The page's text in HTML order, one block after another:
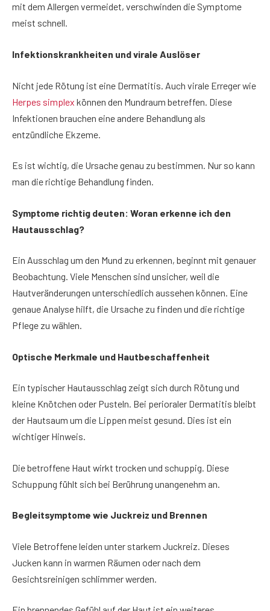
mit dem Allergen vermeidet, verschwinden die Symptome
meist schnell.
Infektionskrankheiten und virale Auslöser
Nicht jede Rötung ist eine Dermatitis. Auch virale Erreger wie
Herpes simplex können den Mundraum betreffen. Diese
Infektionen brauchen eine andere Behandlung als
entzündliche Ekzeme.
Es ist wichtig, die Ursache genau zu bestimmen. Nur so kann
man die richtige Behandlung finden.
Symptome richtig deuten: Woran erkenne ich den
Hautausschlag?
Ein Ausschlag um den Mund zu erkennen, beginnt mit genauer
Beobachtung. Viele Menschen sind unsicher, weil die
Hautveränderungen unterschiedlich aussehen können. Eine
genaue Analyse hilft, die Ursache zu finden und die richtige
Pflege zu wählen.
Optische Merkmale und Hautbeschaffenheit
Ein typischer Hautausschlag zeigt sich durch Rötung und
kleine Knötchen oder Pusteln. Bei perioraler Dermatitis bleibt
der Hautsaum um die Lippen meist gesund. Dies ist ein
wichtiger Hinweis.
Die betroffene Haut wirkt trocken und schuppig. Diese
Schuppung fühlt sich bei Berührung unangenehm an.
Begleitsymptome wie Juckreiz und Brennen
Viele Betroffene leiden unter starkem Juckreiz. Dieses
Jucken kann in warmen Räumen oder nach dem
Gesichtsreinigen schlimmer werden.